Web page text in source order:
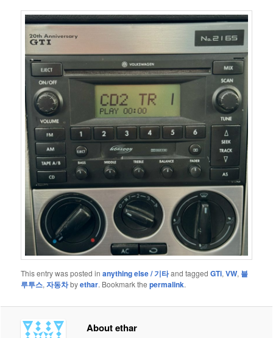
This entry was posted inanything else / 기타and taggedGTi,VW, 블
루투스,자동차byethar. Bookmark thepermalink.
About ethar